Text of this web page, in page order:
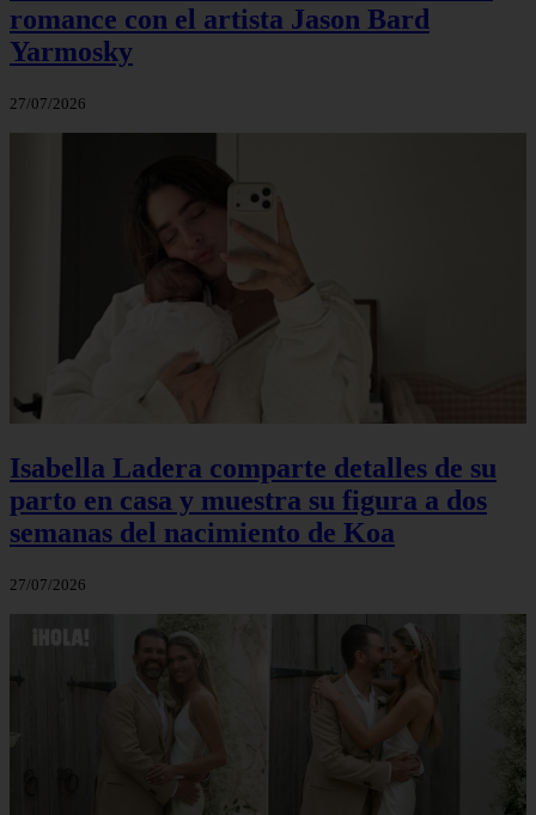
romance con el artista Jason Bard
Yarmosky
27/07/2026
Isabella Ladera comparte detalles de su
parto en casa y muestra su figura a dos
semanas del nacimiento de Koa
27/07/2026